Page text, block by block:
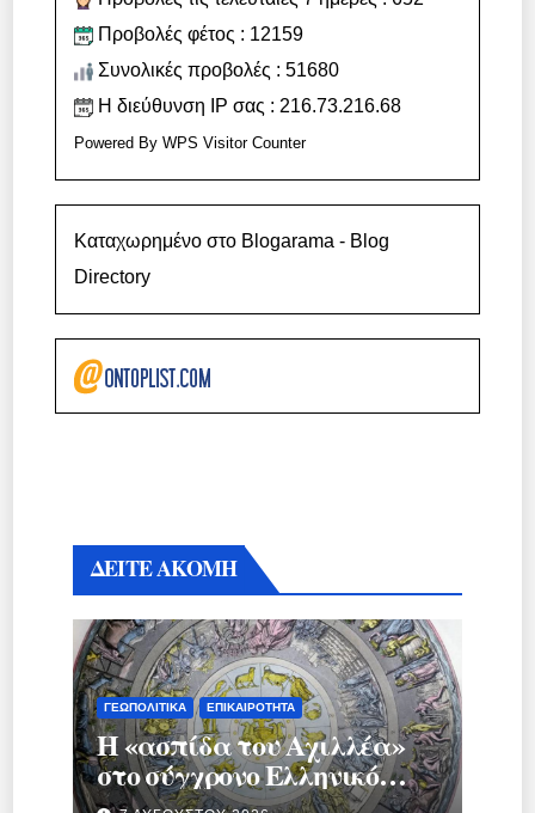
Προβολές φέτος : 12159
Συνολικές προβολές : 51680
Η διεύθυνση IP σας : 216.73.216.68
Powered ByWPS Visitor Counter
Καταχωρημένο στο Blogarama - Blog
Directory
ΔΕΙΤΕ ΑΚΟΜΗ
ΓΕΩΠΟΛΙΤΙΚΆ ΕΠΙΚΑΙΡΌΤΗΤΑ
Η «ασπίδα του Αχιλλέα»
στο σύγχρονο Ελληνικό
κράτος.